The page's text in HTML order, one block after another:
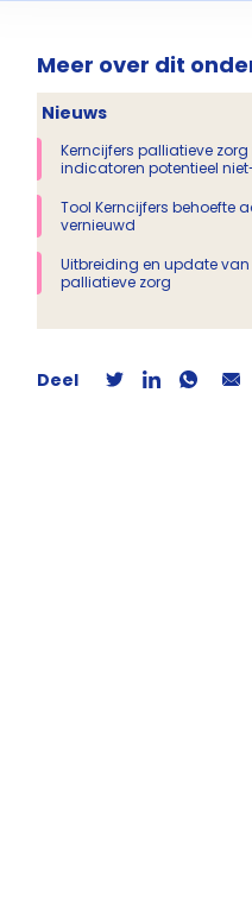
Meer over dit
Nieuws
Kerncijfers palliatieve
indicatoren potentieel
Tool Kerncijfers behoefte
vernieuwd
Uitbreiding en update van
palliatieve zorg
Deel